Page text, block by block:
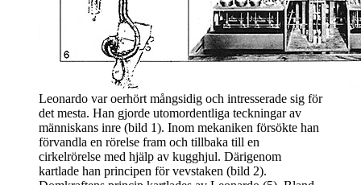
Leonardo var oerhört mångsidig och intresserade sig för
det mesta. Han gjorde utomordentliga teckningar av
människans inre (bild 1). Inom mekaniken försökte han
förvandla en rörelse fram och tillbaka till en
cirkelrörelse med hjälp av kugghjul. Därigenom
kartlade han principen för vevstaken (bild 2).